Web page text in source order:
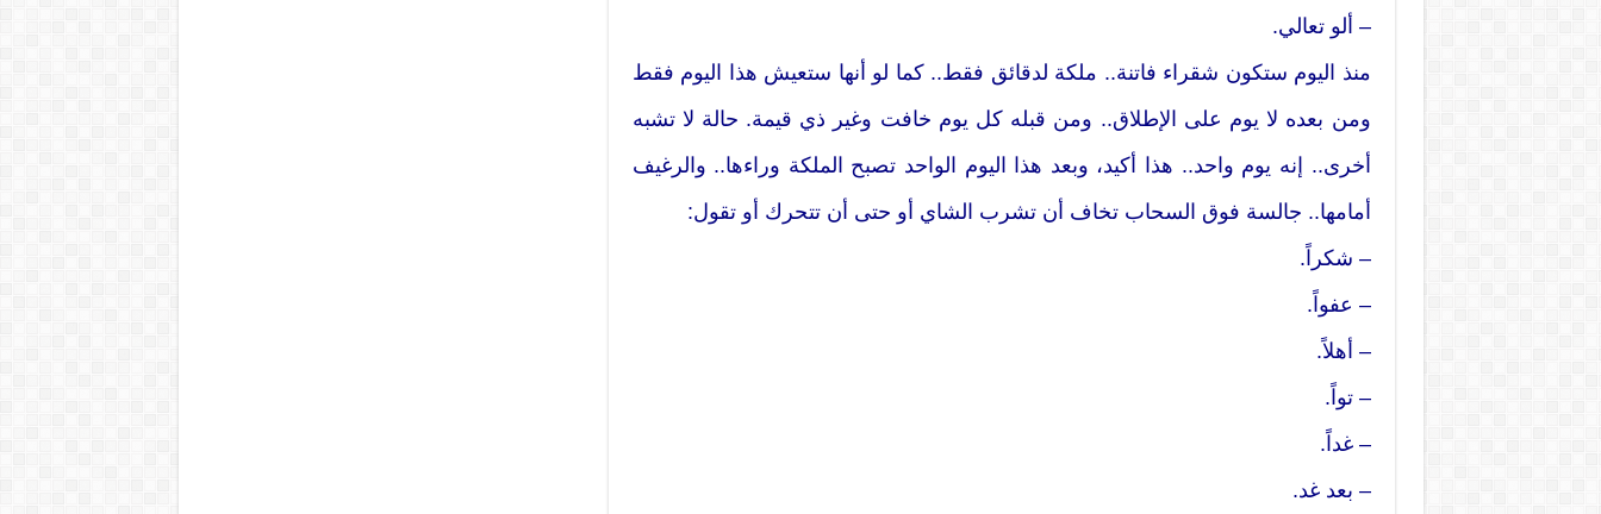
– ألو تعالي.
منذ اليوم ستكون شقراء فاتنة.. ملكة لدقائق فقط.. كما لو أنها ستعيش هذا اليوم فقط
ومن بعده لا يوم على الإطلاق.. ومن قبله كل يوم خافت وغير ذي قيمة. حالة لا تشبه
أخرى.. إنه يوم واحد.. هذا أكيد، وبعد هذا اليوم الواحد تصبح الملكة وراءها.. والرغيف
أمامها.. جالسة فوق السحاب تخاف أن تشرب الشاي أو حتى أن تتحرك أو تقول:
– شكراً.
– عفواً.
– أهلاً.
– تواً.
– غداً.
– بعد غد.